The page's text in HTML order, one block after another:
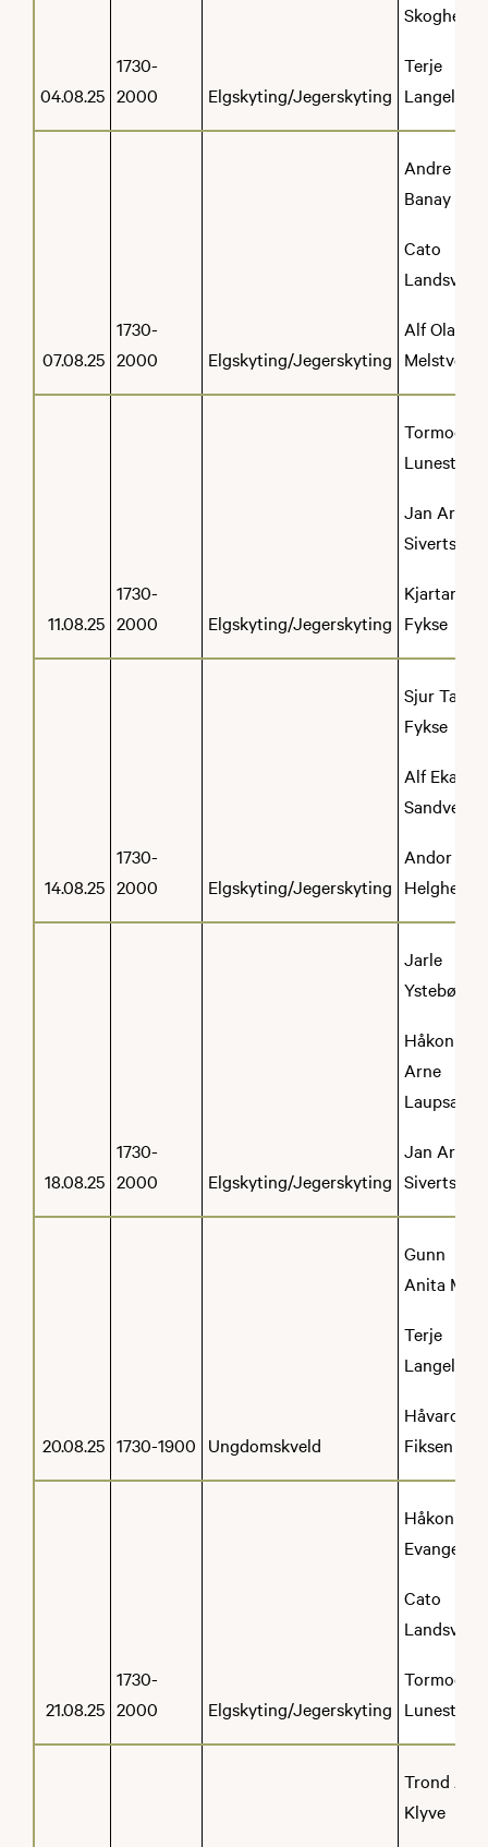
04.08.25
1730-
2000
Elgskyting/Jegerskyting
Skogheim
Terje
Langeland
07.08.25
1730-
2000
Elgskyting/Jegerskyting
Andre
Banay
Cato
Landsvik
Alf Olav
Melstveit
11.08.25
1730-
2000
Elgskyting/Jegerskyting
Tormod
Lunestad
Jan Aril
Sivertsen
Kjartan
Fykse
14.08.25
1730-
2000
Elgskyting/Jegerskyting
Sjur Tarjei
Fykse
Alf Ekaas
Sandven
Andor
Helgheim
18.08.25
1730-
2000
Elgskyting/Jegerskyting
Jarle
Ystebø
Håkon
Arne
Laupsa
Jan Aril
Sivertsen
20.08.25 1730-1900 Ungdomskveld
Gunn
Anita Mo
Terje
Langeland
Håvard
Fiksen
21.08.25
1730-
2000
Elgskyting/Jegerskyting
Håkon
Evanger
Cato
Landsvik
Tormod
Lunestad
Trond Are
Klyve